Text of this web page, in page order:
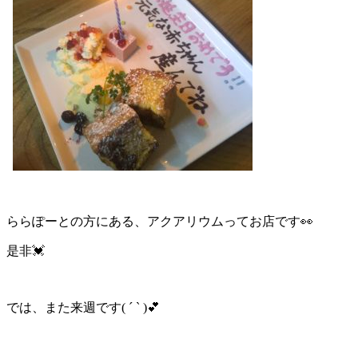
ららぽーとの方にある、アクアリウムってお店です👀
是非💓
では、また来週です( ´ ` )︎💕︎